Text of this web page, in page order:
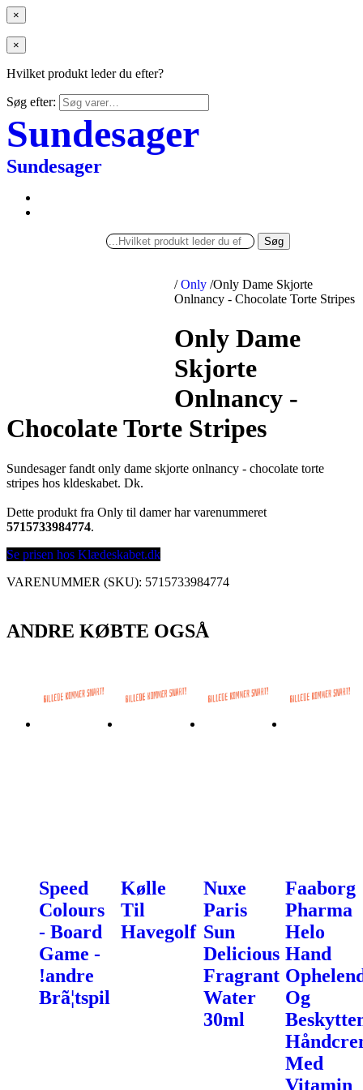
×
×
Hvilket produkt leder du efter?
Søg efter:
Sundesager
Sundesager
Søg
/ Only /Only Dame Skjorte
Onlnancy - Chocolate Torte Stripes
Only Dame
Skjorte
Onlnancy -
Chocolate Torte Stripes
Sundesager fandt only dame skjorte onlnancy - chocolate torte
stripes hos kldeskabet. Dk.
Dette produkt fra Only til damer har varenummeret
5715733984774.
Se prisen hos Klædeskabet.dk
VARENUMMER (SKU): 5715733984774
ANDRE KØBTE OGSÅ
Speed
Colours
- Board
Game -
!andre
Brã¦tspil
Kølle
Til
Havegolf
Nuxe
Paris
Sun
Delicious
Fragrant
Water
30ml
Faaborg
Pharma
Helo
Hand
Og
Med
Vitamin